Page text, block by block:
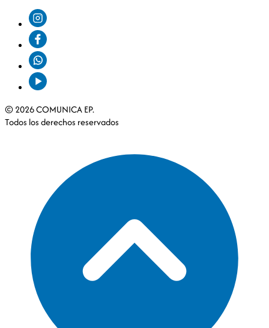
© 2026 COMUNICA EP.
Todos los derechos reservados